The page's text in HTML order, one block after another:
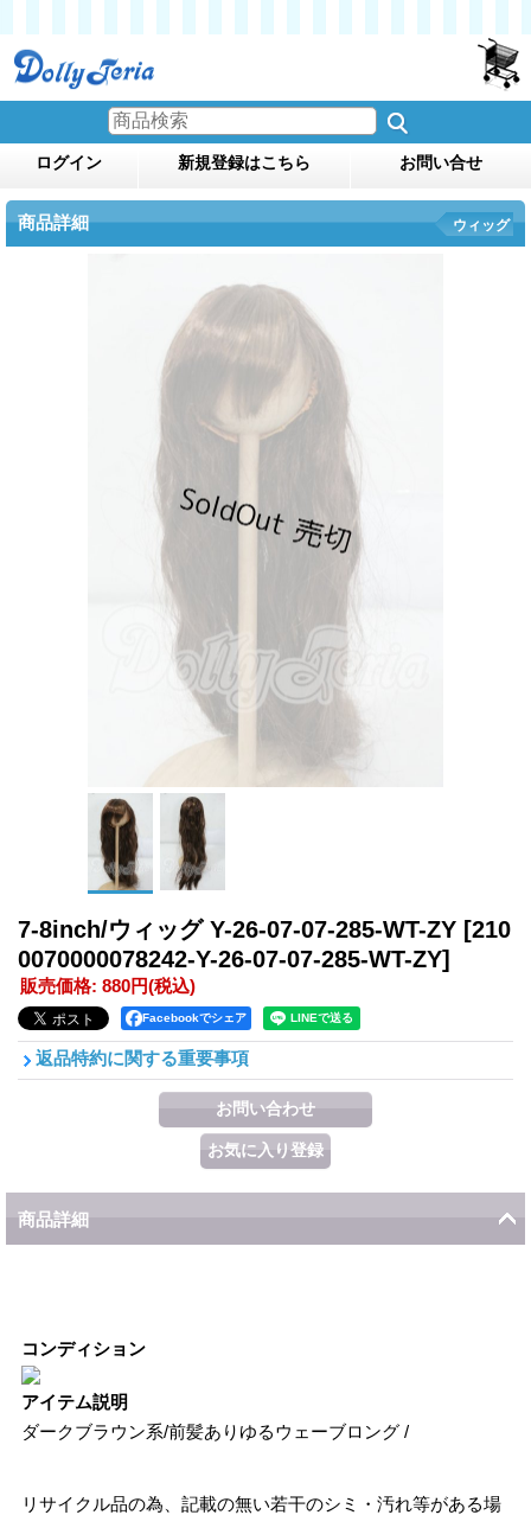
ログイン 新規登録はこちら お問い合せ
商品詳細 ウィッグ
7-8inch/ウィッグ Y-26-07-07-285-WT-ZY [210
0070000078242-Y-26-07-07-285-WT-ZY]
販売価格: 880円(税込)
Facebookでシェア
返品特約に関する重要事項
商品詳細
コンディション
アイテム説明
ダークブラウン系/前髪ありゆるウェーブロング /
リサイクル品の為、記載の無い若干のシミ・汚れ等がある場